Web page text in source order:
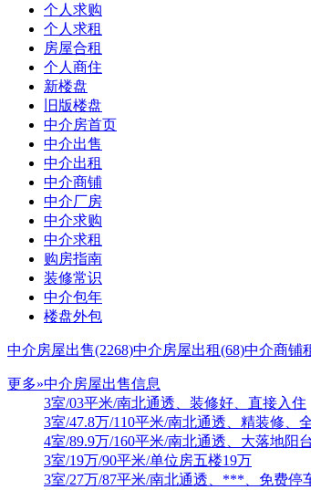
个人求购
个人求租
房屋合租
个人商住
新楼盘
旧版楼盘
中介房首页
中介出售
中介出租
中介商铺
中介厂房
中介求购
中介求租
购房指南
装修常识
中介包年
楼盘外包
中介房屋出售(2268)中介房屋出租(68)中介商铺
更多»中介房屋出售信息
3室/03平米/南北通透、装修好、直接入住
3室/47.8万/110平米/南北通透、精装修、
4室/89.9万/160平米/南北通透、大落地阳台
3室/19万/90平米/单位房五楼19万
3室/27万/87平米/南北通透、***、免费停